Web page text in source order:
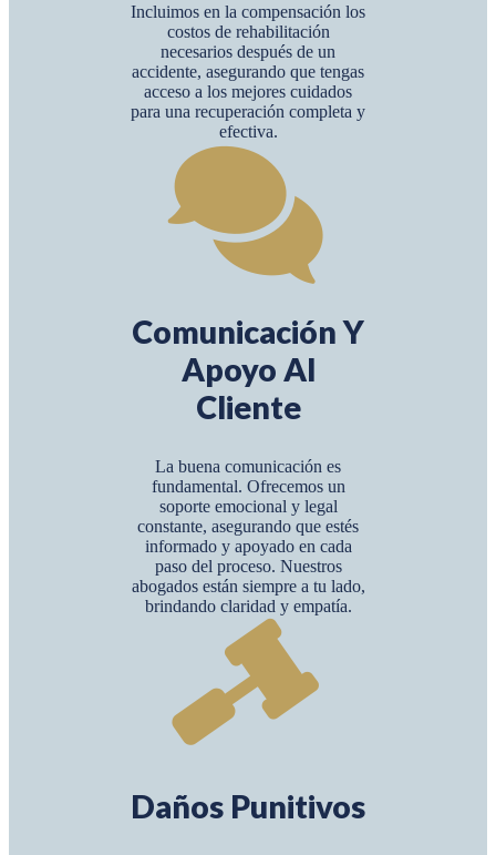
Incluimos en la compensación los
costos de rehabilitación
necesarios después de un
accidente, asegurando que tengas
acceso a los mejores cuidados
para una recuperación completa y
efectiva.
Comunicación Y
Apoyo Al
Cliente
La buena comunicación es
fundamental. Ofrecemos un
soporte emocional y legal
constante, asegurando que estés
informado y apoyado en cada
paso del proceso. Nuestros
abogados están siempre a tu lado,
brindando claridad y empatía.
Daños Punitivos